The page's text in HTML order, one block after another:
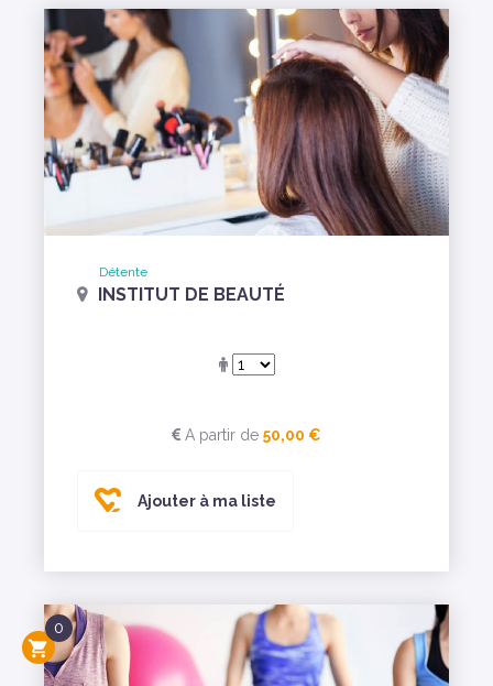
Détente
INSTITUT DE BEAUTÉ
A partir de 50,00 €
Ajouter à ma liste

0